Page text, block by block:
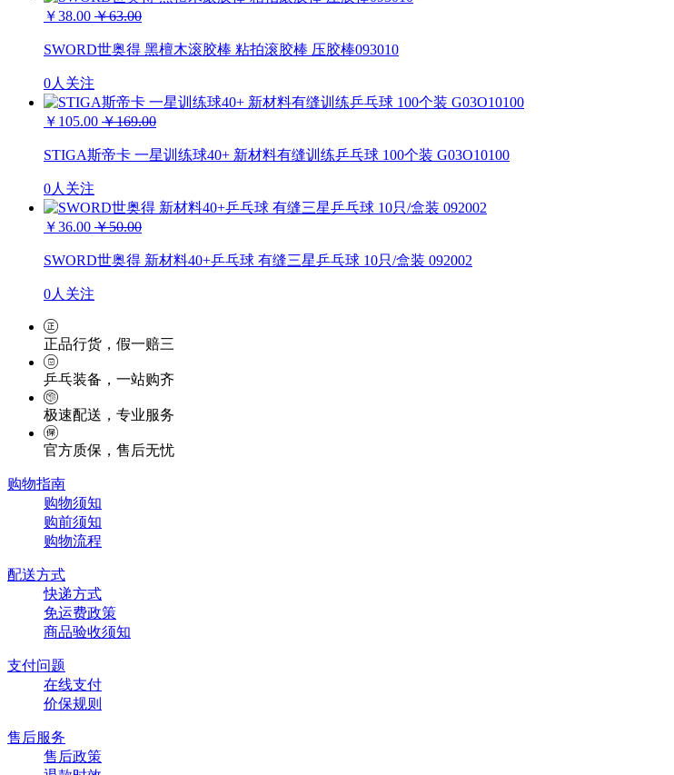
￥38.00 ￥63.00
SWORD世奥得 黑檀木滚胶棒 粘拍滚胶棒 压胶棒093010
0人关注
￥105.00 ￥169.00
STIGA斯帝卡 一星训练球40+ 新材料有缝训练乒乓球 100个装 G03O10100
0人关注
￥36.00 ￥50.00
SWORD世奥得 新材料40+乒乓球 有缝三星乒乓球 10只/盒装 092002
0人关注
正品行货，假一赔三
乒乓装备，一站购齐
极速配送，专业服务
官方质保，售后无忧
购物指南
购物须知
购前须知
购物流程
配送方式
快递方式
免运费政策
商品验收须知
支付问题
在线支付
价保规则
售后服务
售后政策